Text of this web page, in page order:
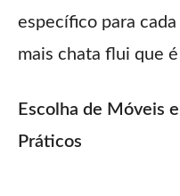
específico para
mais chata flui que
Escolha de Móveis
Práticos